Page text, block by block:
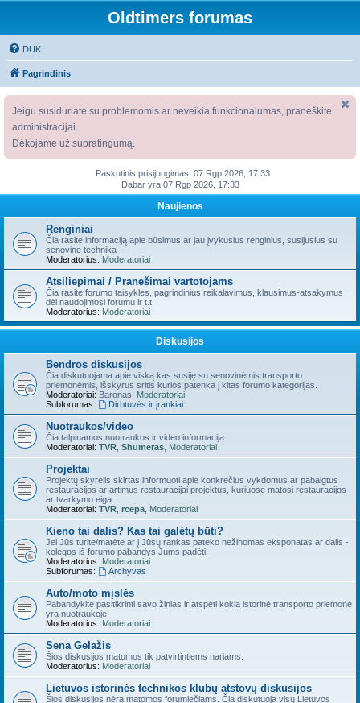
Oldtimers forumas
DUK
Pagrindinis
Jeigu susiduriate su problemomis ar neveikia funkcionalumas, praneškite
administracijai.
Dėkojame už supratingumą.
Paskutinis prisijungimas: 07 Rgp 2026, 17:33
Dabar yra 07 Rgp 2026, 17:33
Naujienos
Renginiai
Čia rasite informaciją apie būsimus ar jau įvykusius renginius, susijusius su
senovine technika
Moderatorius: Moderatoriai
Atsiliepimai / Pranešimai vartotojams
Čia rasite forumo taisykles, pagrindinius reikalavimus, klausimus-atsakymus
dėl naudojimosi forumu ir t.t.
Moderatorius: Moderatoriai
Diskusijos
Bendros diskusijos
Čia diskutuojama apie viską kas susiję su senovinėmis transporto
priemonėmis, išskyrus sritis kurios patenka į kitas forumo kategorijas.
Moderatoriai: Baronas
Moderatoriai
Subforumas:
Dirbtuvės ir įrankiai
Nuotraukos/video
Čia talpinamos nuotraukos ir video informacija
Moderatoriai: TVR Shumeras Moderatoriai
Projektai
Projektų skyrelis skirtas informuoti apie konkrečius vykdomus ar pabaigtus
restauracijos ar artimus restauracijai projektus, kuriuose matosi restauracijos
ar tvarkymo eiga.
Moderatoriai: TVR rcepa Moderatoriai
Kieno tai dalis? Kas tai galėtų būti?
Jei Jūs turite/matėte ar į Jūsų rankas pateko nežinomas eksponatas ar dalis -
kolegos iš forumo pabandys Jums padėti.
Moderatorius: Moderatoriai
Subforumas:
Archyvas
Auto/moto mįslės
Pabandykite pasitikrinti savo žinias ir atspėti kokia istorinė transporto priemonė
yra nuotraukoje
Moderatorius: Moderatoriai
Sena Gelažis
Šios diskusijos matomos tik patvirtintiems nariams.
Moderatorius: Moderatoriai
Lietuvos istorinės technikos klubų atstovų diskusijos
Šios diskusijos nėra matomos forumiečiams. Čia diskutuoja visų Lietuvos